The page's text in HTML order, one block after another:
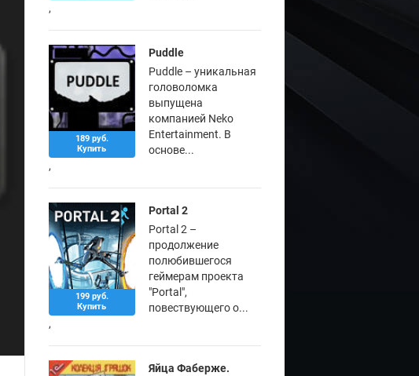
,
189 руб.
Купить
,
Puddle
Puddle – уникальная
головоломка
выпущена
компанией Neko
Entertainment. В
основе...
199 руб.
Купить
,
Portal 2
Portal 2 –
продолжение
полюбившегося
геймерам проекта
"Portal",
повествующего о...
Яйца Фаберже.